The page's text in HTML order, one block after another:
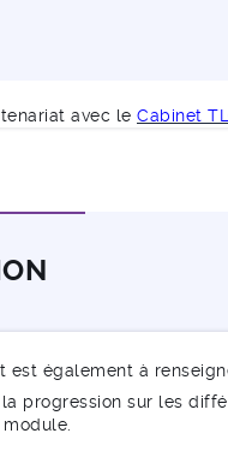
avec le Cabinet
est également à
progression sur les